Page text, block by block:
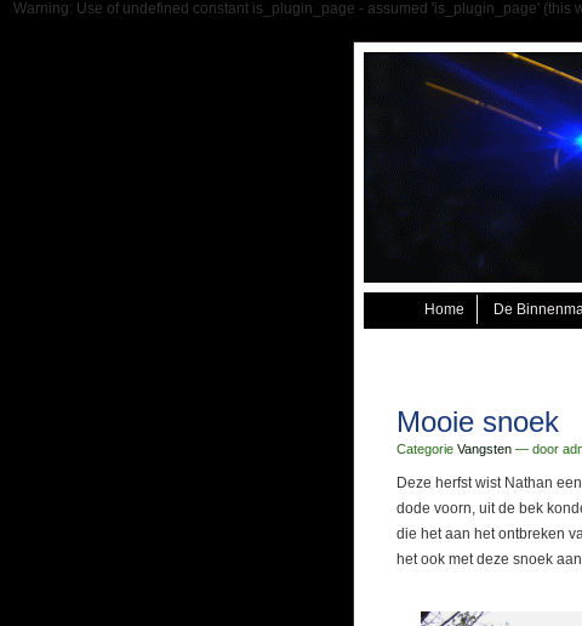
Warning: Use of undefined constant is_plugin_page - assumed 'is_plugin_page'
Home De
Mooie snoek
Categorie Vangsten — door
Deze herfst wist Nathan
dode voorn, uit de bek
die het aan het ontbreken
het ook met deze snoek